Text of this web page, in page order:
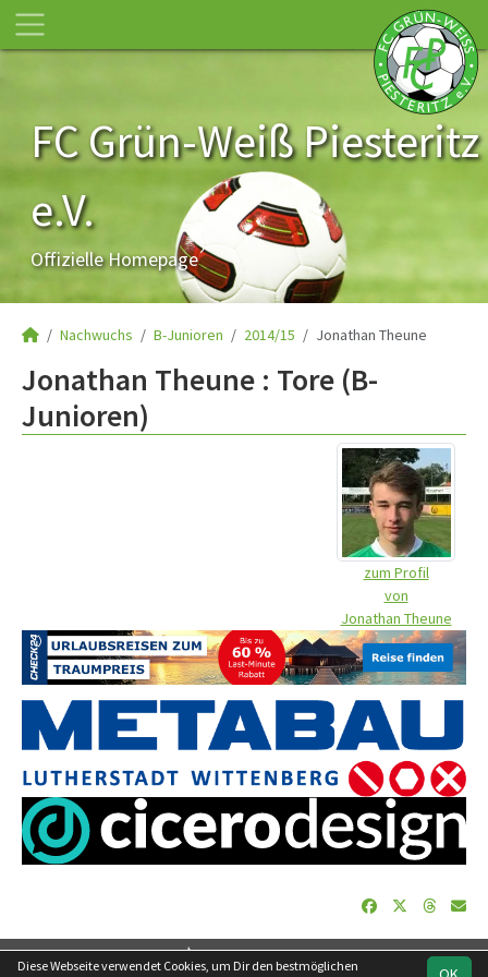
FC Grün-Weiß Piesteritz
e.V.
Offizielle Homepage
Nachwuchs B-Junioren 2014/15 Jonathan Theune
Jonathan Theune : Tore (B-
Junioren)
zum Profil
von
Jonathan Theune
soccero.de
Diese Webseite verwendet Cookies, um Dir den bestmöglichen